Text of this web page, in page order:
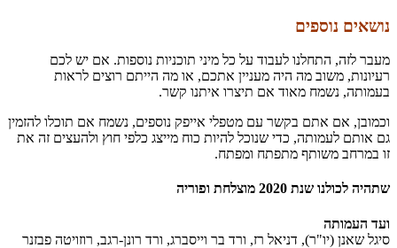
נושאים נוספים
מעבר לזה, התחלנו לעבוד על כל מיני תוכניות נוספות. אם יש לכם
רעיונות, משוב מה היה מעניין אתכם, או מה הייתם רוצים לראות
בעמותה, נשמח מאוד אם תיצרו איתנו קשר.
וכמובן, אם אתם בקשר עם מטפלי אייפק נוספים, נשמח אם תוכלו להזמין
גם אותם לעמותה, כדי שנוכל להיות כוח מייצג כלפי חוץ ולהעצים זה את
זו במרחב משותף מתפתח ומפתח.
שתהיה לכולנו שנת 2020 מוצלחת ופוריה
ועד העמותה
סיגל שאנן (יו"ר), דניאל רז, ורד בר וייסברג, ורד רונן-רגב, רוזויטה פבזנר